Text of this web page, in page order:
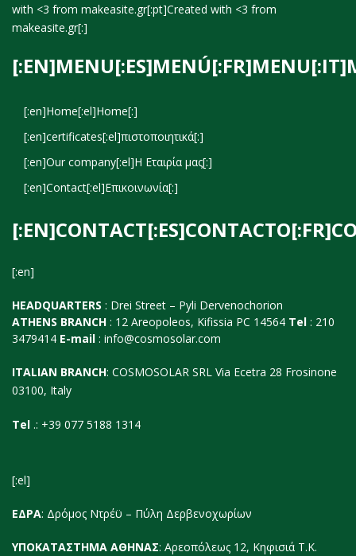
with <3 from makeasite.gr[:pt]Created with <3 from
makeasite.gr[:]
[:en]Home[:el]Home[:]
[:en]certificates[:el]πιστοποιητικά[:]
[:en]Our company[:el]Η Εταιρία μας[:]
[:en]Contact[:el]Επικοινωνία[:]
[:en]
HEADQUARTERS : Drei Street – Pyli Dervenochorion
ATHENS BRANCH : 12 Areopoleos, Kifissia PC 14564 Tel : 210
3479414 E-mail : info@cosmosolar.com
ITALIAN BRANCH: COSMOSOLAR SRL Via Ecetra 28 Frosinone
03100, Italy
Tel .: +39 077 5188 1314
[:el]
ΕΔΡΑ: Δρόμος Ντρέϋ – Πύλη Δερβενοχωρίων
ΥΠΟΚΑΤΑΣΤΗΜΑ ΑΘΗΝΑΣ: Αρεοπόλεως 12, Κηφισιά Τ.Κ.